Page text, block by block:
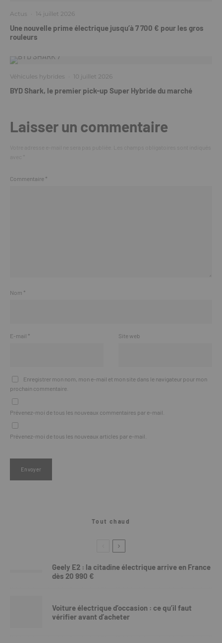
Actus · 14 juillet 2026
Une nouvelle prime électrique jusqu’à 7 700 € pour les gros
rouleurs
Véhicules hybrides · 10 juillet 2026
BYD Shark, le premier pick-up Super Hybride du marché
Laisser un commentaire
Commentaire *
Nom *
E-mail * Site web
Enregistrer mon nom, mon e-mail et mon site dans le navigateur pour mon
prochain commentaire.
Prévenez-moi de tous les nouveaux commentaires par e-mail.
Prévenez-moi de tous les nouveaux articles par e-mail.
Tout chaud
Geely E2 : la citadine électrique arrive en France
dès 20 990 €
Voiture électrique d’occasion : ce qu’il faut
vérifier avant d’acheter